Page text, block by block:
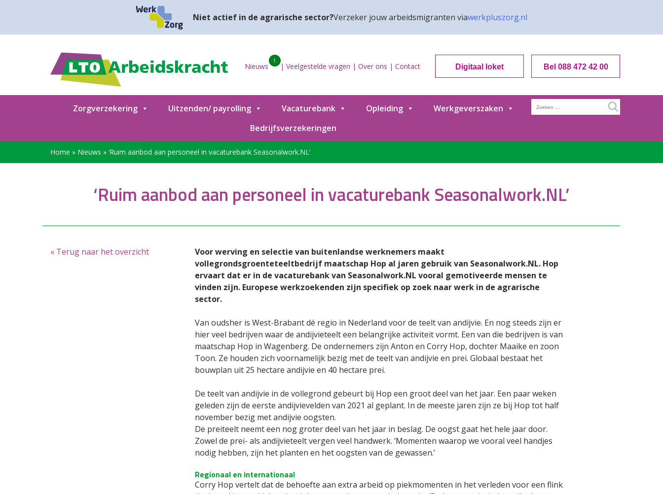
Niet actief in de agrarische sector?Verzeker jouw arbeidsmigranten viawerkpluszorg.nl
Nieuws
1
| Veelgestelde vragen | Over ons | Contact Digitaal loket Bel 088 472 42 00
Zorgverzekering Uitzenden/ payrolling Vacaturebank Opleiding
Werkgeverszaken
Bedrijfsverzekeringen
Zoeken
naar:
Home » Nieuws » ‘Ruim aanbod aan personeel in vacaturebank Seasonalwork.NL’
‘Ruim aanbod aan personeel in vacaturebank Seasonalwork.NL’
« Terug naar het overzicht
Voor werving en selectie van buitenlandse werknemers maakt
vollegrondsgroenteteeltbedrijf maatschap Hop al jaren gebruik van Seasonalwork.NL. Hop
ervaart dat er in de vacaturebank van Seasonalwork.NL vooral gemotiveerde mensen te
vinden zijn. Europese werkzoekenden zijn specifiek op zoek naar werk in de agrarische
sector.
Van oudsher is West-Brabant dé regio in Nederland voor de teelt van andijvie. En nog steeds zijn er
hier veel bedrijven waar de andijvieteelt een belangrijke activiteit vormt. Een van die bedrijven is van
maatschap Hop in Wagenberg. De ondernemers zijn Anton en Corry Hop, dochter Maaike en zoon
Toon. Ze houden zich voornamelijk bezig met de teelt van andijvie en prei. Globaal bestaat het
bouwplan uit 25 hectare andijvie en 40 hectare prei.
De teelt van andijvie in de vollegrond gebeurt bij Hop een groot deel van het jaar. Een paar weken
geleden zijn de eerste andijvievelden van 2021 al geplant. In de meeste jaren zijn ze bij Hop tot half
november bezig met andijvie oogsten.
De preiteelt neemt een nog groter deel van het jaar in beslag. De oogst gaat het hele jaar door.
Zowel de prei- als andijvieteelt vergen veel handwerk. ‘Momenten waarop we vooral veel handjes
nodig hebben, zijn het planten en het oogsten van de gewassen.’
Regionaal en internationaal
Corry Hop vertelt dat de behoefte aan extra arbeid op piekmomenten in het verleden voor een flink